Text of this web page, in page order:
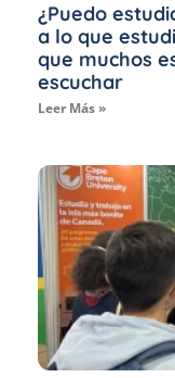
¿Puedo
a lo que
que muchos
escuchar
Leer Más »